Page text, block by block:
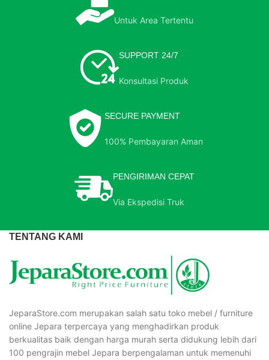
Untuk Area Tertentu
SUPPORT 24/7
Konsultasi Produk
SECURE PAYMENT
100% Pembayaran Aman
PENGIRIMAN CEPAT
Via Ekspedisi Truk
TENTANG KAMI
JeparaStore.com merupakan salah satu toko mebel / furniture
online Jepara terpercaya yang menghadirkan produk
berkualitas baik dengan harga murah serta didukung lebih dari
100 pengrajin mebel Jepara berpengalaman untuk memenuhi